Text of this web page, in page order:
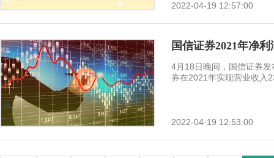
2022-04-19 12:57:00
国信证券2021年净
4月18日晚间，国信证券
券在2021年实现营业收入
2022-04-19 12:53:00